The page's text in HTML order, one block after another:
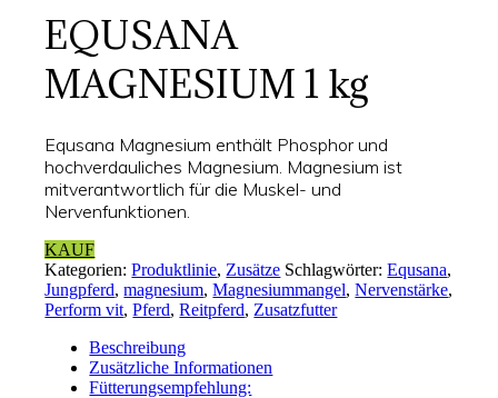
EQUSANA
MAGNESIUM 1 kg
Equsana Magnesium enthält Phosphor und
hochverdauliches Magnesium. Magnesium ist
mitverantwortlich für die Muskel- und
Nervenfunktionen.
KAUF
Kategorien:Produktlinie, Zusätze Schlagwörter:Equsana,
Jungpferd,magnesium,Magnesiummangel,Nervenstärke,
Perform vit,Pferd,Reitpferd, Zusatzfutter
Beschreibung
Zusätzliche Informationen
Fütterungsempfehlung: